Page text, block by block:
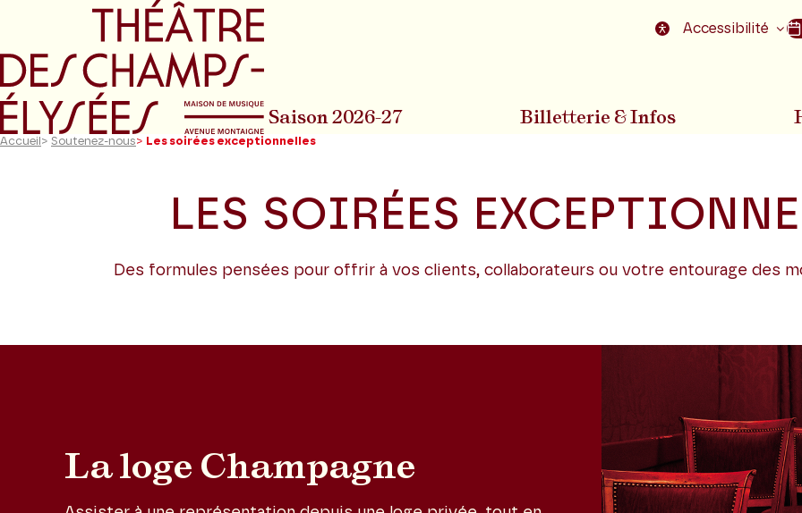
Aller au menu principal Aller au pied de la page Accessibilité
Saison 2026-27 Billetterie & Infos
Accueil > Soutenez-nous> Les soirées exceptionnelles
LES SOIRÉES
Des formules pensées pour offrir à vos clients, collaborateurs ou votre entourage des
La loge Champagne